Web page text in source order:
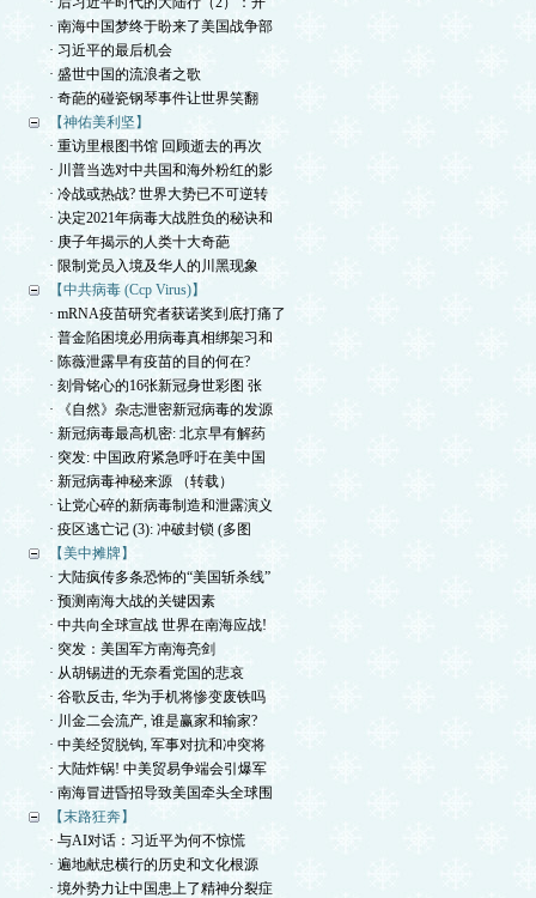
· 南海中国梦终于盼来了美国战争部
· 习近平的最后机会
· 盛世中国的流浪者之歌
· 奇葩的碰瓷钢琴事件让世界笑翻
【神佑美利坚】
· 重访里根图书馆 回顾逝去的再次
· 川普当选对中共国和海外粉红的影
· 冷战或热战? 世界大势已不可逆转
· 决定2021年病毒大战胜负的秘诀和
· 庚子年揭示的人类十大奇葩
· 限制党员入境及华人的川黑现象
【中共病毒 (Ccp Virus)】
· mRNA疫苗研究者获诺奖到底打痛了
· 普金陷困境必用病毒真相绑架习和
· 陈薇泄露早有疫苗的目的何在?
· 刻骨铭心的16张新冠身世彩图 张
· 《自然》杂志泄密新冠病毒的发源
· 新冠病毒最高机密: 北京早有解药
· 突发: 中国政府紧急呼吁在美中国
· 新冠病毒神秘来源 （转载）
· 让党心碎的新病毒制造和泄露演义
· 疫区逃亡记 (3): 冲破封锁 (多图
【美中摊牌】
· 大陆疯传多条恐怖的“美国斩杀线”
· 预测南海大战的关键因素
· 中共向全球宣战 世界在南海应战!
· 突发：美国军方南海亮剑
· 从胡锡进的无奈看党国的悲哀
· 谷歌反击, 华为手机将惨变废铁吗
· 川金二会流产, 谁是赢家和输家?
· 中美经贸脱钩, 军事对抗和冲突将
· 大陆炸锅! 中美贸易争端会引爆军
· 南海冒进昏招导致美国牵头全球围
【末路狂奔】
· 与AI对话：习近平为何不惊慌
· 遍地献忠横行的历史和文化根源
· 境外势力让中国患上了精神分裂症